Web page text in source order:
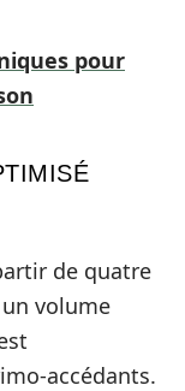
pour
de quatre
volume
accédants.